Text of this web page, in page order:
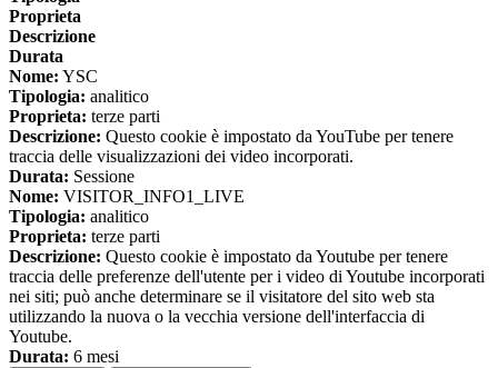
Proprieta
Descrizione
Durata
Nome: YSC
Tipologia: analitico
Proprieta: terze parti
Descrizione: Questo cookie è impostato da YouTube per tenere
traccia delle visualizzazioni dei video incorporati.
Durata: Sessione
Nome: VISITOR_INFO1_LIVE
Tipologia: analitico
Proprieta: terze parti
Descrizione: Questo cookie è impostato da Youtube per tenere
traccia delle preferenze dell'utente per i video di Youtube incorporati
nei siti; può anche determinare se il visitatore del sito web sta
utilizzando la nuova o la vecchia versione dell'interfaccia di
Youtube.
Durata: 6 mesi